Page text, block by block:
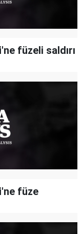
füzeli saldırı
füze